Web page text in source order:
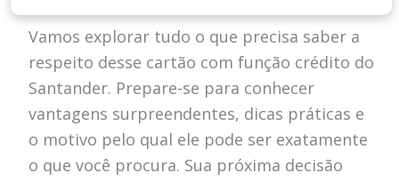
Vamos explorar tudo o que precisa saber a
respeito desse cartão com função crédito do
Santander. Prepare-se para conhecer
vantagens surpreendentes, dicas práticas e
o motivo pelo qual ele pode ser exatamente
o que você procura. Sua próxima decisão